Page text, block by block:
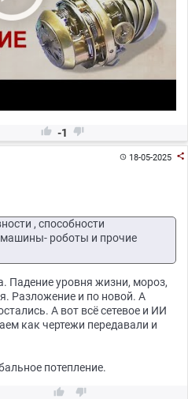
 -1 
18-05-2025 
, способности
машины- роботы и прочие
Падение уровня жизни, мороз,
Разложение и по новой. А
А вот всё сетевое и ИИ
как чертежи передавали и
потепление.
 